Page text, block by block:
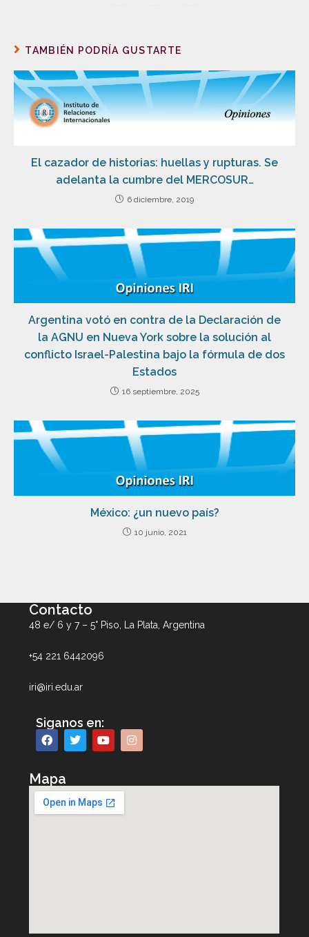
TAMBIÉN PODRÍA GUSTARTE
El cazador de historias: huellas y rupturas. Se
adelanta la cumbre del MERCOSUR…
6 diciembre, 2019
Argentina votó en contra de la Declaración de
la AGNU en Nueva York sobre la solución al
conflicto Israel-Palestina bajo la fórmula de dos
Estados
16 septiembre, 2025
México: ¿un nuevo país?
10 junio, 2021
Contacto
48 e/ 6 y 7 – 5° Piso, La Plata, Argentina
+54 221 6442096
iri@iri.edu.ar
Siganos en:
Mapa